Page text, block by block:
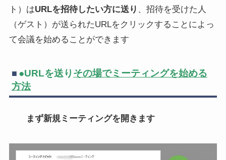
ト）はURLを招待したい方に送り 、招待を受けた人
（ゲスト）が送られたURLをクリックすることによっ
て会議を始めることができます
●URLを送り その場でミーティングを始める
方法
まず新規ミーティングを開きます